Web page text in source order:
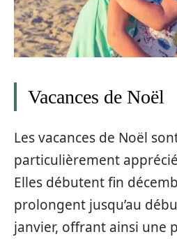
Vacances de Noël
Les vacances de Noël
particulièrement
Elles débutent fin
prolongent jusqu’au
janvier, offrant ainsi une